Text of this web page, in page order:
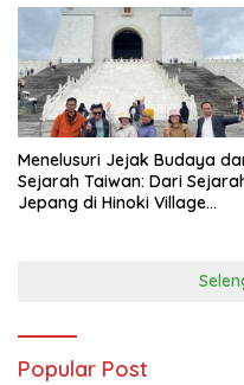
Menelusuri Jejak Budaya
Sejarah Taiwan: Dari
Jepang di Hinoki Village
Popular Post